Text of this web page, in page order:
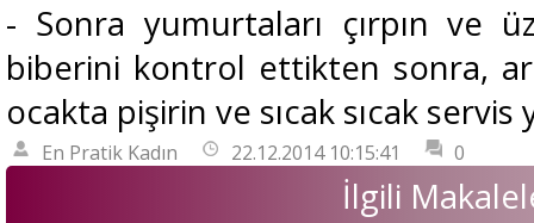
- Sonra yumurtaları çırpın ve
biberini kontrol ettikten sonra,
ocakta pişirin ve sıcak sıcak servis
En Pratik Kadın 22.12.2014 10:15:41 0
İlgili